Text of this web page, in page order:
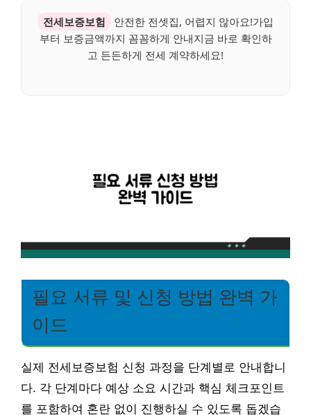
전세보증보험
안전한 전셋집, 어렵지 않아요!가입
부터 보증금액까지 꼼꼼하게 안내지금 바로 확인하
고 든든하게 전세 계약하세요!
필요 서류 및 신청 방법 완벽 가
이드
실제 전세보증보험 신청 과정을 단계별로 안내합니
다. 각 단계마다 예상 소요 시간과 핵심 체크포인트
를 포함하여 혼란 없이 진행하실 수 있도록 돕겠습